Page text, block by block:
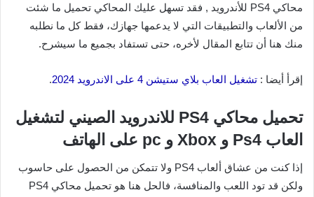
محاكي PS4 للأندرويد , فقد تسهل عليك المحاكي تحميل ما شئت
من الألعاب والتطبيقات التي لا يدعمها جهازك، فقط كل ما نطلبه
منك هنا أن تتابع المقال لأخره، حتى تستفاد بجميع ما سيشرح.
إقرأ أيضا : تشغيل العاب بلاي ستيشن 4 على الاندرويد 2024 .
تحميل محاكي PS4 للاندرويد الصيني لتشغيل
العاب Ps4 و Xbox و pc على الهاتف
إذا كنت من عشاق ألعاب PS4 ولا تتمكن من الحصول على حاسوب
ولكن قد تود اللعب والمنافسة، فالحل هنا هو تحميل محاكي PS4